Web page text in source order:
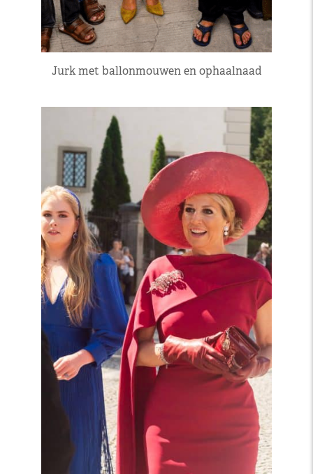
Jurk met ballonmouwen en ophaalnaad